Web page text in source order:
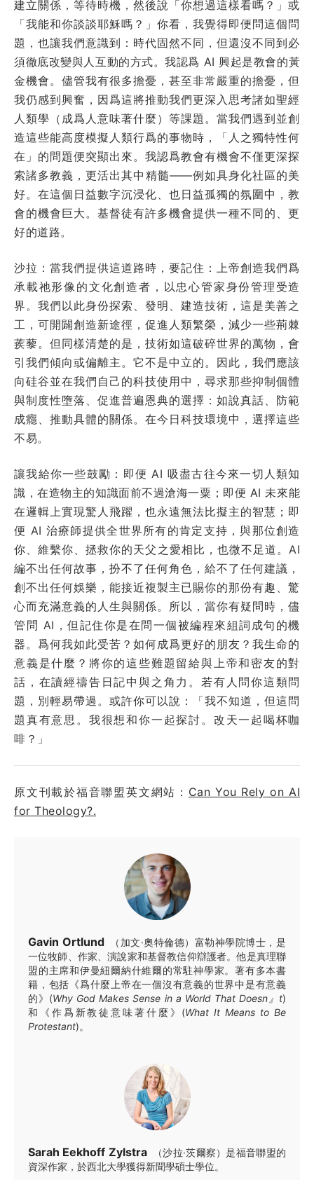
建立關係，等待時機，然後說「你想過這樣看嗎？」或
「我能和你談談耶穌嗎？」你看，我覺得即便問這個問
題，也讓我們意識到：時代固然不同，但還沒不同到必
須徹底改變與人互動的方式。我認爲 AI 興起是教會的黃
金機會。儘管我有很多擔憂，甚至非常嚴重的擔憂，但
我仍感到興奮，因爲這將推動我們更深入思考諸如聖經
人類學（成爲人意味著什麼）等課題。當我們遇到並創
造這些能高度模擬人類行爲的事物時，「人之獨特性何
在」的問題便突顯出來。我認爲教會有機會不僅更深探
索諸多教義，更活出其中精髓——例如具身化社區的美
好。在這個日益數字沉浸化、也日益孤獨的氛圍中，教
會的機會巨大。基督徒有許多機會提供一種不同的、更
好的道路。
沙拉：當我們提供這道路時，要記住：上帝創造我們爲
承載祂形像的文化創造者，以忠心管家身份管理受造
界。我們以此身份探索、發明、建造技術，這是美善之
工，可開闢創造新途徑，促進人類繁榮，減少一些荊棘
蒺藜。但同樣清楚的是，技術如這破碎世界的萬物，會
引我們傾向或偏離主。它不是中立的。因此，我們應該
向硅谷並在我們自己的科技使用中，尋求那些抑制個體
與制度性墮落、促進普遍恩典的選擇：如說真話、防範
成癮、推動具體的關係。在今日科技環境中，選擇這些
不易。
讓我給你一些鼓勵：即便 AI 吸盡古往今來一切人類知
識，在造物主的知識面前不過滄海一粟；即便 AI 未來能
在邏輯上實現驚人飛躍，也永遠無法比擬主的智慧；即
便 AI 治療師提供全世界所有的肯定支持，與那位創造
你、維繫你、拯救你的天父之愛相比，也微不足道。AI
編不出任何故事，扮不了任何角色，給不了任何建議，
創不出任何娛樂，能接近複製主已賜你的那份有趣、驚
心而充滿意義的人生與關係。所以，當你有疑問時，儘
管問 AI，但記住你是在問一個被編程來組詞成句的機
器。爲何我如此受苦？如何成爲更好的朋友？我生命的
意義是什麼？將你的這些難題留給與上帝和密友的對
話，在讀經禱告日記中與之角力。若有人問你這類問
題，別輕易帶過。或許你可以說：「我不知道，但這問
題真有意思。我很想和你一起探討。改天一起喝杯咖
啡？」
原文刊載於福音聯盟英文網站： Can You Rely on AI
for Theology?.
Gavin Ortlund
（加文·奧特倫德）富勒神學院博士，是
一位牧師、作家、演說家和基督教信仰辯護者。他是真理聯
盟的主席和伊曼紐爾納什維爾的常駐神學家。著有多本書
籍，包括《爲什麼上帝在一個沒有意義的世界中是有意義
的》(Why God Makes Sense in a World That Doesn』t)
和《作爲新教徒意味著什麼》(What It Means to Be
Protestant)。
Sarah Eekhoff Zylstra
（沙拉·茨爾察）是福音聯盟的
資深作家，於西北大學獲得新聞學碩士學位。